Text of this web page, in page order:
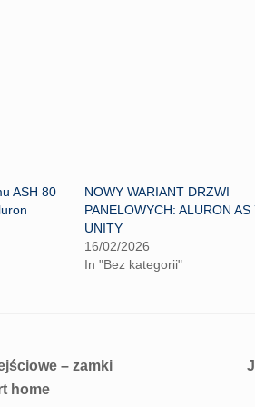
ASH 80
NOWY WARIANT DRZWI
PANELOWYCH: ALURON AS
UNITY
16/02/2026
In "Bez kategorii"
– zamki
home